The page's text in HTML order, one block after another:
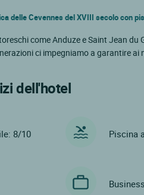
delle Cevennes del XVIII secolo con
come Anduze e Saint Jean
ci impegniamo a garantire
dell'hotel
8/10 Piscina